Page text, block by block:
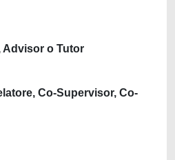
Advisor o Tutor
Co-Supervisor, Co-